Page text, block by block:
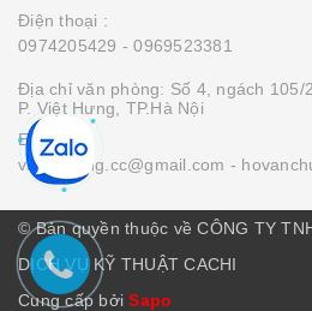
Điện thoại :
0974205429 - 0969523381
Địa chỉ văn phòng: Số 4, ngách 105/
P. Việt Hưng, TP.Hà Nội
Email :
vanchuong.cc@gmail.com -
© Bản quyền thuộc về CÔNG TY
DỊCH VỤ KỸ THUẬT CACHI
Cung cấp bởiSapo